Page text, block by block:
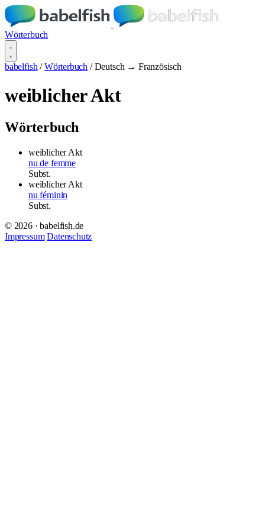
Wörterbuch
babelfish / Wörterbuch / Deutsch → Französisch
weiblicher Akt
Wörterbuch
weiblicher Akt
nu de femme
Subst.
weiblicher Akt
nu féminin
Subst.
© 2026 · babelfish.de
Impressum Datenschutz